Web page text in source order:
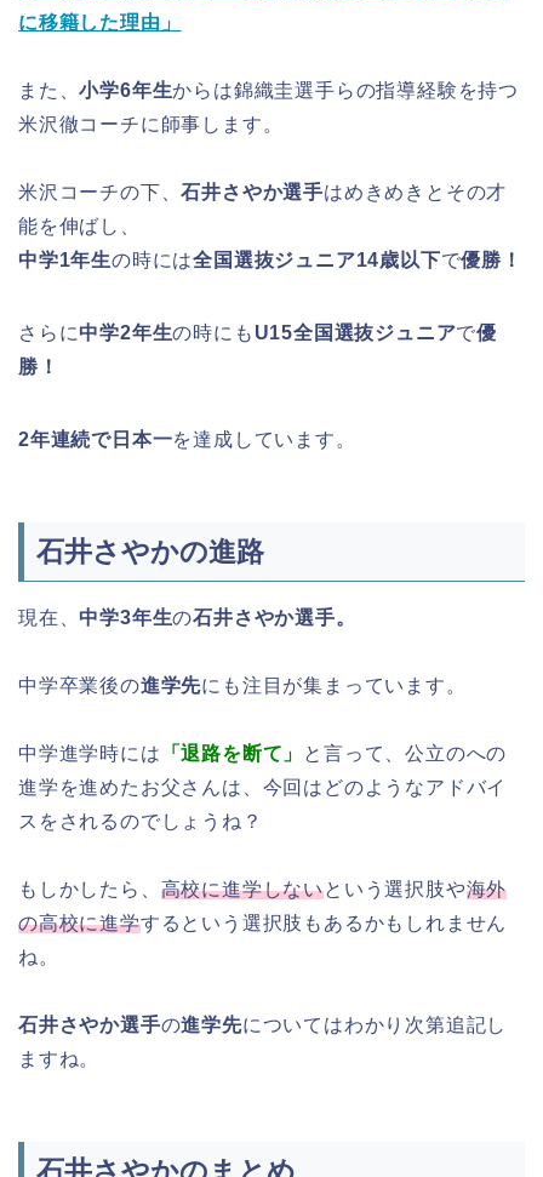
に移籍した理由」
また、小学6年生からは錦織圭選手らの指導経験を持つ
米沢徹コーチに師事します。
米沢コーチの下、石井さやか選手はめきめきとその才
能を伸ばし、
中学1年生の時には全国選抜ジュニア14歳以下で優勝！
さらに中学2年生の時にも U15全国選抜ジュニアで優
勝！
2年連続で日本一を達成しています。
石井さやかの進路
現在、 中学3年生の石井さやか選手。
中学卒業後の進学先にも注目が集まっています。
中学進学時には 「退路を断て」
と言って、公立のへの
進学を進めたお父さんは、今回はどのようなアドバイ
スをされるのでしょうね？
もしかしたら、 高校に進学しないという選択肢や海外
の高校に進学するという選択肢もあるかもしれません
ね。
石井さやか選手の進学先についてはわかり次第追記し
ますね。